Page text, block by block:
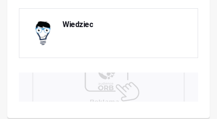
Wiedziec